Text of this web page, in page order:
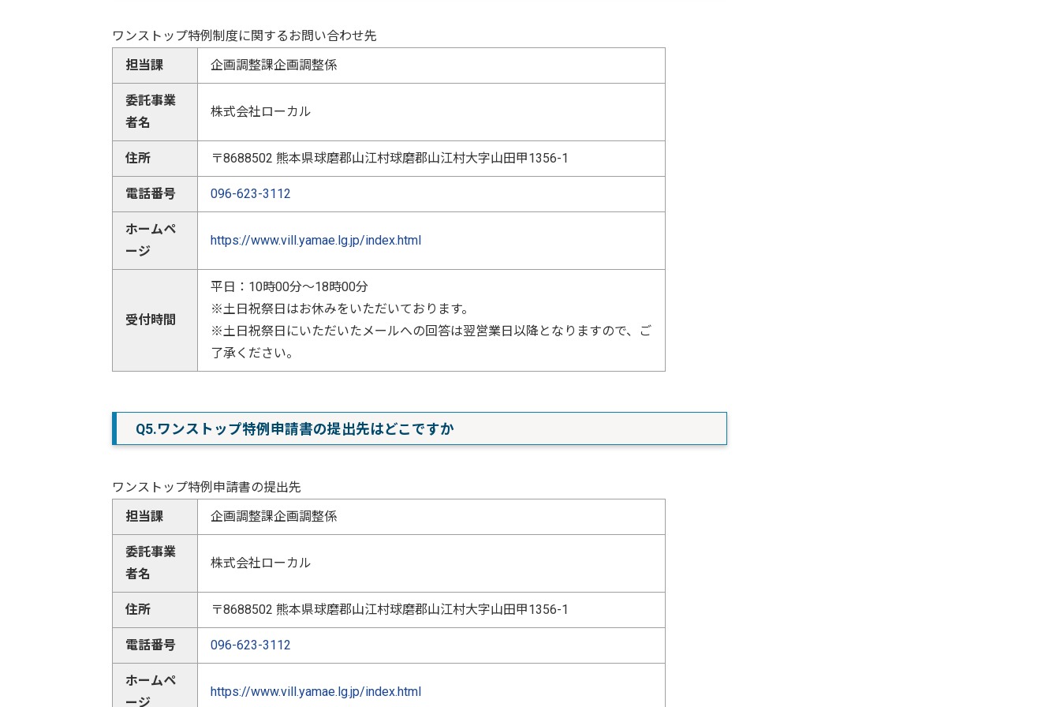
ワンストップ特例制度に関するお問い合わせ先
担当課
企画調整課企画調整係
委託事業
者名
株式会社ローカル
住所 〒8688502 熊本県球磨郡山江村球磨郡山江村大字山田甲1356-1
電話番号 096-623-3112
ホームペ
ージ
https://www.vill.yamae.lg.jp/index.html
受付時間
平日：10時00分～18時00分
※土日祝祭日はお休みをいただいております。
※土日祝祭日にいただいたメールへの回答は翌営業日以降となりますので、ご
了承ください。
Q5.ワンストップ特例申請書の提出先はどこですか
ワンストップ特例申請書の提出先
担当課
企画調整課企画調整係
委託事業
者名
株式会社ローカル
住所 〒8688502 熊本県球磨郡山江村球磨郡山江村大字山田甲1356-1
電話番号 096-623-3112
ホームペ
ージ
https://www.vill.yamae.lg.jp/index.html